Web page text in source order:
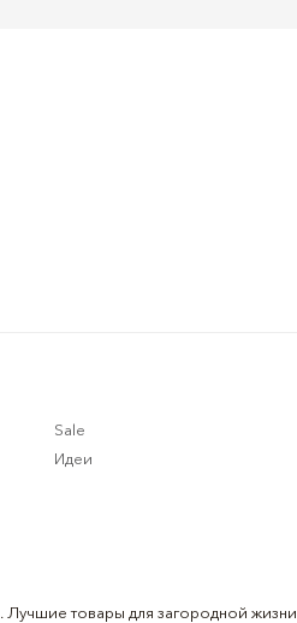
Sale
Идеи
Лучшие товары для загородной жизни.